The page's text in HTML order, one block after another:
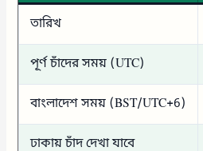
তারিখ
পূর্ণ চাঁদের সময় (UTC)
বাংলাদেশ সময় (BST/UTC+6)
ঢাকায় চাঁদ দেখা যাবে